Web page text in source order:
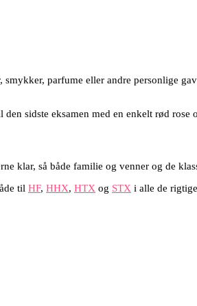
parfume eller andre personlige
sidste eksamen med en enkelt rød rose
klar, så både familie og venner og de
til HF, HHX, HTX og STX i alle de